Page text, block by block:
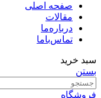
صفحه اصلی
مقالات
درباره‌ما
تماس‌با‌ما
سبد خرید
بستن
فروشگاه